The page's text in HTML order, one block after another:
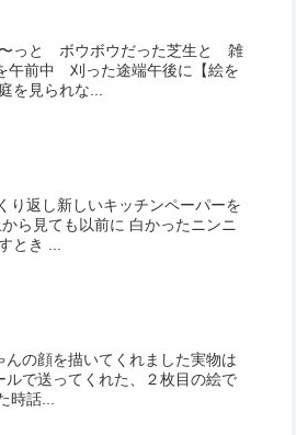
っと ボウボウだった芝生と 雑
午前中 刈った途端午後に【絵を
を見られな...
り返し新しいキッチンペーパーを
ら見ても以前に 白かったニンニ
とき ...
の顔を描いてくれました実物は
で送ってくれた、２枚目の絵で
時話...